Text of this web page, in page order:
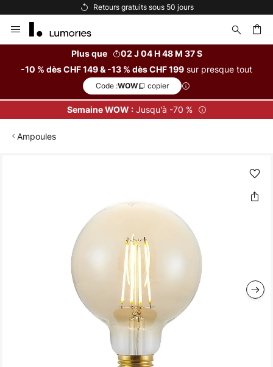
Retours gratuits sous 50 jours
Allez
au
Plus que
02 J 04 H 48 M 37 S
-10 % dès CHF 149 & -13 % dès CHF 199 sur presque tout
Code :WOW copier
Semaine WOW :Jusqu'à -70 %
Ampoules